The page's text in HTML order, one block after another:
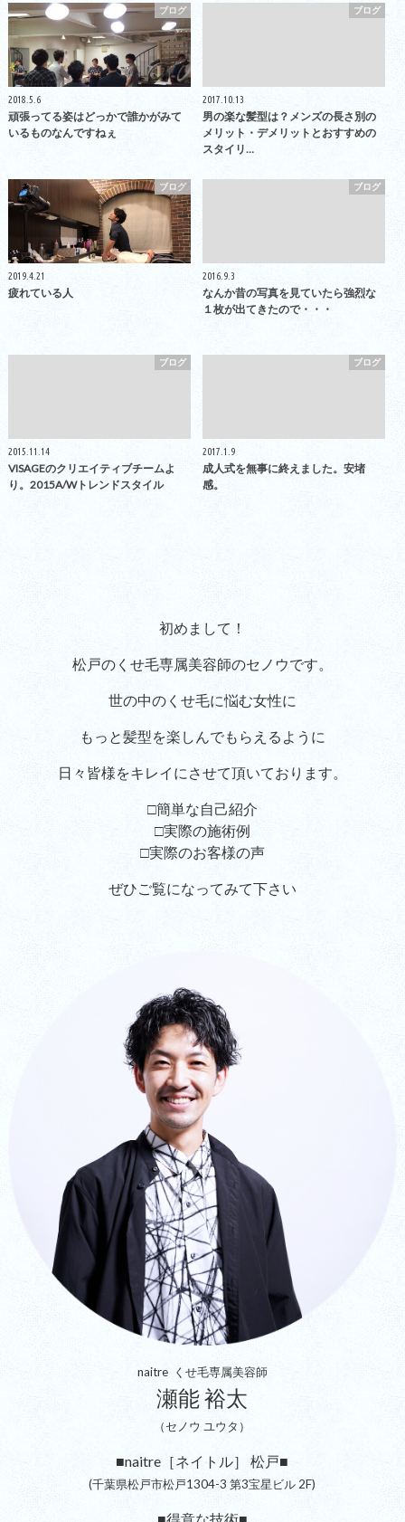
ブログ
2018.5.6
頑張ってる姿はどっかで誰かがみて
いるものなんですねぇ
ブログ
2017.10.13
男の楽な髪型は？メンズの長さ別の
メリット・デメリットとおすすめの
スタイリ…
ブログ
2019.4.21
疲れている人
ブログ
2016.9.3
なんか昔の写真を見ていたら強烈な
１枚が出てきたので・・・
ブログ
2015.11.14
VISAGEのクリエイティブチームよ
り。2015A/Wトレンドスタイル
ブログ
2017.1.9
成人式を無事に終えました。安堵
感。
初めまして！
松戸のくせ毛専属美容師のセノウです。
世の中のくせ毛に悩む女性に
もっと髪型を楽しんでもらえるように
日々皆様をキレイにさせて頂いております。
□簡単な自己紹介
□実際の施術例
□実際のお客様の声
ぜひご覧になってみて下さい
naitre くせ毛専属美容師
瀬能 裕太
（セノウ ユウタ）
■naitre［ネイトル］ 松戸■
(千葉県松戸市松戸1304-3 第3宝星ビル 2F)